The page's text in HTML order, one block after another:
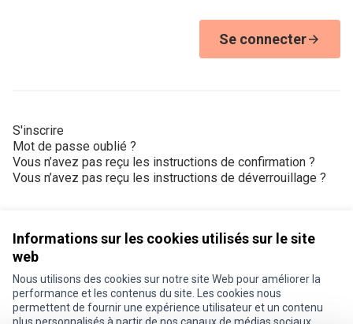
Informations sur les cookies utilisés sur le site
web
Nous utilisons des cookies sur notre site Web pour améliorer la
performance et les contenus du site. Les cookies nous
permettent de fournir une expérience utilisateur et un contenu
Se connecter
S'inscrire
Mot de passe oublié ?
Vous n’avez pas reçu les instructions de confirmation ?
Vous n’avez pas reçu les instructions de déverrouillage ?
Conditions d'utilisation
Paramètres des cookies
Je participe ! sur X
Je participe ! sur Facebook
Je participe ! sur Instagram